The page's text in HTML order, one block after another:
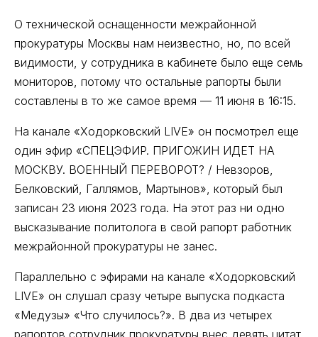
О технической оснащенности межрайонной
прокуратуры Москвы нам неизвестно, но, по всей
видимости, у сотрудника в кабинете было еще семь
мониторов, потому что остальные рапорты были
составлены в то же самое время –– 11 июня в 16:15.
На канале «Ходорковский LIVE» он посмотрел еще
один эфир «СПЕЦЭФИР. ПРИГОЖИН ИДЕТ НА
МОСКВУ. ВОЕННЫЙ ПЕРЕВОРОТ? / Невзоров,
Белковский, Галлямов, Мартынов», который был
записан 23 июня 2023 года. На этот раз ни одно
высказывание политолога в свой рапорт работник
межрайонной прокуратуры не занес.
Параллельно с эфирами на канале «Ходорковский
LIVE» он слушал сразу четыре выпуска подкаста
«Медузы» «Что случилось?». В два из четырех